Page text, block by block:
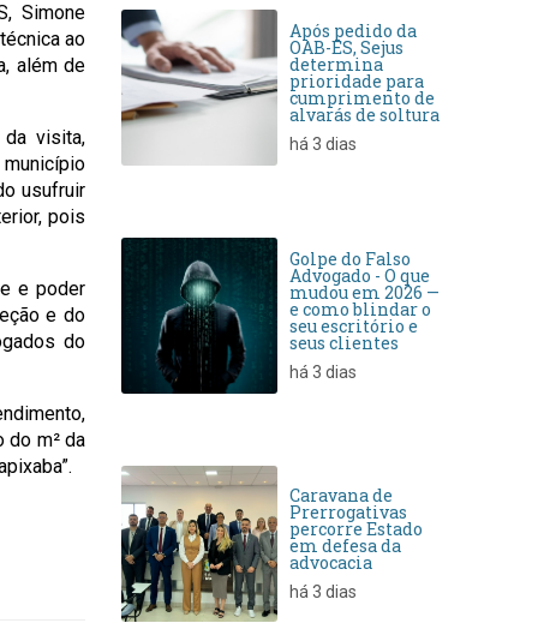
Simone
ao
além de
visita,
usufruir
pois
e poder
e do
do
do m² da
Após pedido da
OAB-ES, Sejus
determina
prioridade para
cumprimento de
alvarás de soltura
há 3 dias
Golpe do Falso
Advogado - O que
mudou em 2026 —
e como blindar o
seu escritório e
seus clientes
há 3 dias
Caravana de
Prerrogativas
percorre Estado
em defesa da
advocacia
há 3 dias